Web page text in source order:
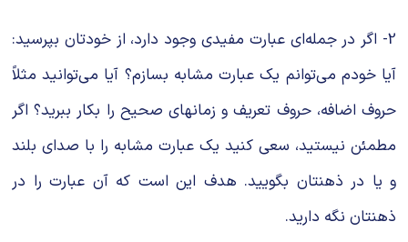
2- اگر در جمله‌ای عبارت مفیدی وجود دارد، از خودتان بپرسید:
آیا خودم می‌توانم یک عبارت مشابه بسازم؟ آیا می‌توانید مثلاً
حروف اضافه، حروف تعریف و زمانهای صحیح را بکار ببرید؟ اگر
مطمئن نیستید، سعی کنید یک عبارت مشابه را با صدای بلند
و یا در ذهنتان بگویید. هدف این است که آن عبارت را در
ذهنتان نگه دارید.